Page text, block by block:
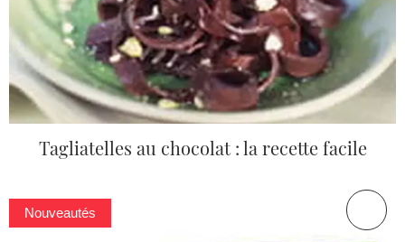
Tagliatelles au chocolat : la recette facile
Nouveautés